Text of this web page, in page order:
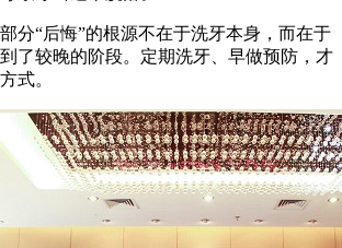
“后悔”的根源不在于洗牙本身，而在于
了较晚的阶段。定期洗牙、早做预防，才
式。